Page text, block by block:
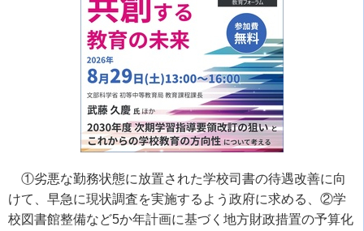
①劣悪な勤務状態に放置された学校司書の待遇改善に向
けて、早急に現状調査を実施するよう政府に求める、②学
校図書館整備など5か年計画に基づく地方財政措置の予算化